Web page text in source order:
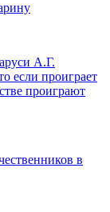
А.Г.
если проиграет
проиграют
в